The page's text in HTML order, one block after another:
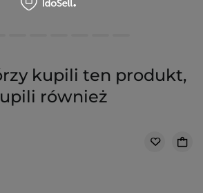
kupili ten produkt,
również